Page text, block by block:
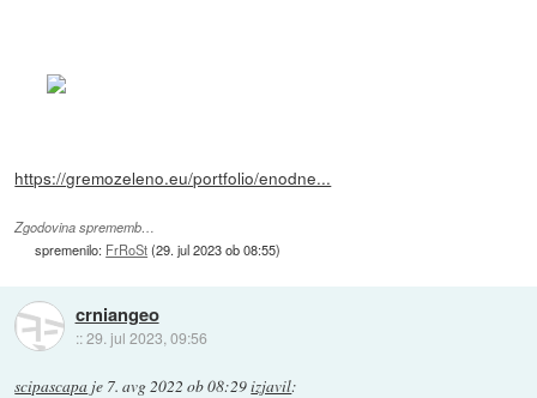
https://gremozeleno.eu/portfolio/enodne...
Zgodovina sprememb…
spremenilo: FrRoSt(29. jul 2023 ob 08:55)
crniangeo
::29. jul 2023, 09:56
scipascapa je 7. avg 2022 ob 08:29izjavil: